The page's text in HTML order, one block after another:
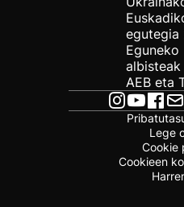
egutegia
Eguneko
albisteak
AEB eta
Lege
Cookie
Cookieen